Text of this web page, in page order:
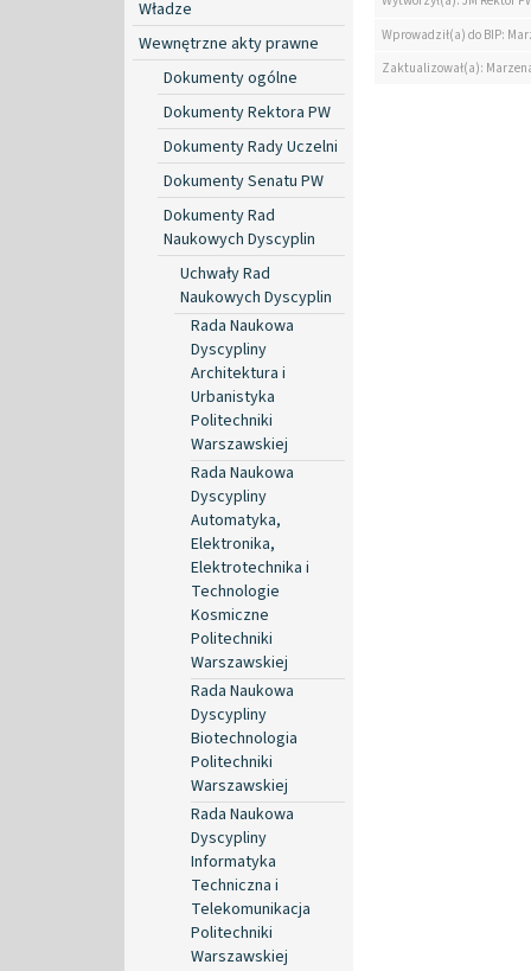
Władze
Wewnętrzne akty prawne
Dokumenty ogólne
Dokumenty Rektora PW
Dokumenty Rady Uczelni
Dokumenty Senatu PW
Dokumenty Rad
Naukowych Dyscyplin
Uchwały Rad
Naukowych Dyscyplin
Rada Naukowa
Dyscypliny
Architektura i
Urbanistyka
Politechniki
Warszawskiej
Rada Naukowa
Dyscypliny
Automatyka,
Elektronika,
Elektrotechnika i
Technologie
Kosmiczne
Politechniki
Warszawskiej
Rada Naukowa
Dyscypliny
Biotechnologia
Politechniki
Warszawskiej
Rada Naukowa
Dyscypliny
Informatyka
Techniczna i
Telekomunikacja
Politechniki
Warszawskiej
Wprowadził(a) do BIP:
Zaktualizował(a):